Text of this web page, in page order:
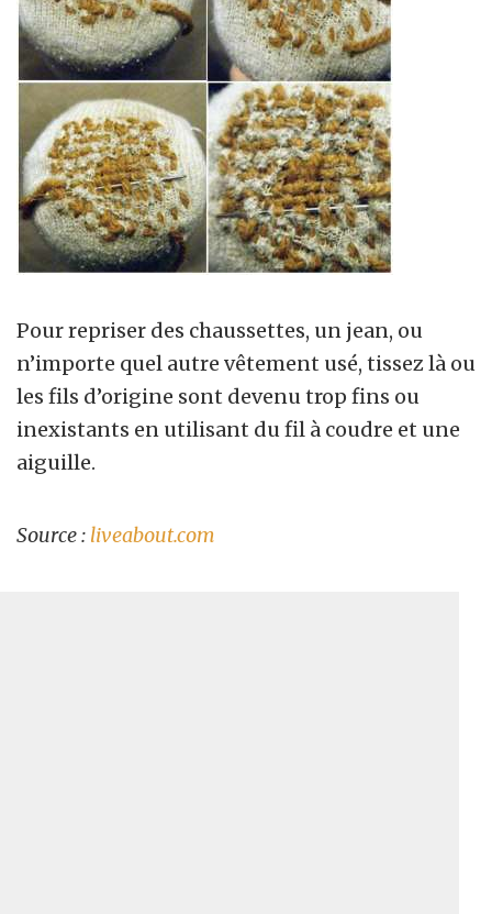
Pour repriser des chaussettes, un jean, ou
n’importe quel autre vêtement usé, tissez là ou
les fils d’origine sont devenu trop fins ou
inexistants en utilisant du fil à coudre et une
aiguille.
Source : liveabout.com